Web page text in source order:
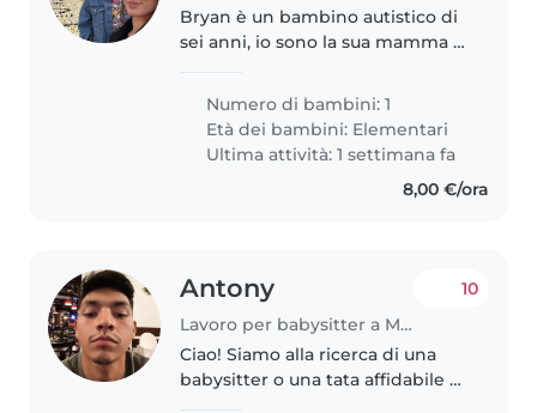
Bryan è un bambino autistico di
sei anni, io sono la sua mamma e
un momento di grande difficoltà
lavorando a tempo pieno..
Numero di bambini: 1
Età dei bambini: Elementari
Ultima attività: 1 settimana fa
8,00 €/ora
Antony
Lavoro per babysitter a Milano
10
Ciao! Siamo alla ricerca di una
babysitter o una tata affidabile e